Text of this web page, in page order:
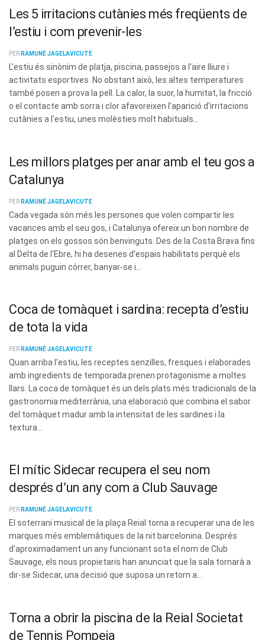
Les 5 irritacions cutànies més freqüents de
l’estiu i com prevenir-les
PER RAMUNÉ JAGELAVICUTE
L'estiu és sinònim de platja, piscina, passejos a l'aire lliure i
activitats esportives. No obstant això, les altes temperatures
també posen a prova la pell. La calor, la suor, la humitat, la fricció
o el contacte amb sorra i clor afavoreixen l'aparició d'irritacions
cutànies a l'estiu, unes molèsties molt habituals...
Les millors platges per anar amb el teu gos a
Catalunya
PER RAMUNÉ JAGELAVICUTE
Cada vegada són més les persones que volen compartir les
vacances amb el seu gos, i Catalunya ofereix un bon nombre de
platges on els gossos són benvinguts. Des de la Costa Brava fins
al Delta de l'Ebre, hi ha desenes d'espais habilitats perquè els
animals puguin córrer, banyar-se i...
Coca de tomàquet i sardina: recepta d’estiu
de tota la vida
PER RAMUNÉ JAGELAVICUTE
Quan arriba l'estiu, les receptes senzilles, fresques i elaborades
amb ingredients de temporada prenen protagonisme a moltes
llars. La coca de tomàquet és un dels plats més tradicionals de la
gastronomia mediterrània, una elaboració que combina el sabor
del tomàquet madur amb la intensitat de les sardines i la
textura...
El mític Sidecar recupera el seu nom
després d’un any com a Club Sauvage
PER RAMUNÉ JAGELAVICUTE
El soterrani musical de la plaça Reial torna a recuperar una de les
marques més emblemàtiques de la nit barcelonina. Després
d'aproximadament un any funcionant sota el nom de Club
Sauvage, els nous propietaris han anunciat que la sala tornarà a
dir-se Sidecar, una decisió que suposa un retorn a...
Torna a obrir la piscina de la Reial Societat
de Tennis Pompeia